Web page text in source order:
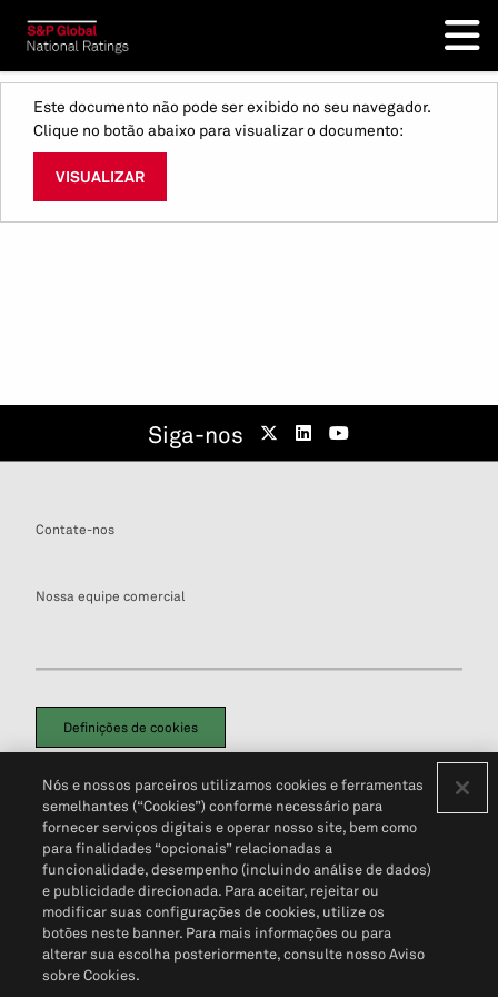
Este documento não pode ser exibido no seu navegador.
Clique no botão abaixo para visualizar o documento:
VISUALIZAR
Siga-nos
Contate-nos
Nossa equipe comercial
Definições de cookies
Política de PrivacidadePortal de privacidade do cliente (em inglês)
Não Venda Minhas Informações Pessoais© 2026 S&P Global
Nós e nossos parceiros utilizamos cookies e ferramentas
semelhantes (“Cookies”) conforme necessário para
fornecer serviços digitais e operar nosso site, bem como
para finalidades “opcionais” relacionadas a
funcionalidade, desempenho (incluindo análise de dados)
e publicidade direcionada. Para aceitar, rejeitar ou
modificar suas configurações de cookies, utilize os
botões neste banner. Para mais informações ou para
alterar sua escolha posteriormente, consulte nosso Aviso
sobre Cookies.